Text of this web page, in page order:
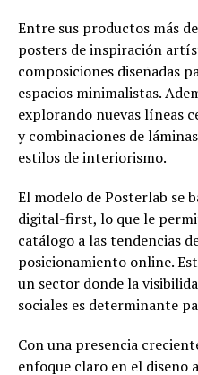
Entre sus productos más
posters de inspiración
composiciones diseñadas
espacios minimalistas.
explorando nuevas líneas
y combinaciones de
estilos de interiorismo.
El modelo de Posterlab se
digital-first, lo que le
catálogo a las tendencias
posicionamiento online.
un sector donde la
sociales es determinante
Con una presencia
enfoque claro en el diseño